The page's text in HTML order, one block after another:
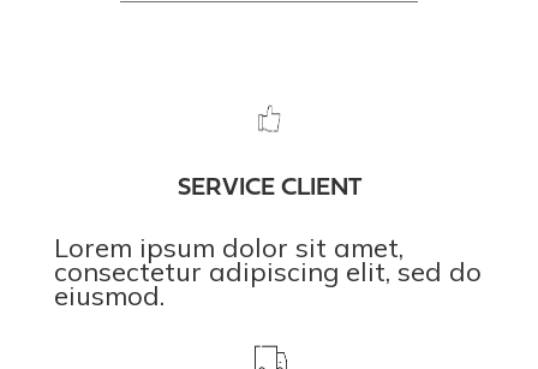
SERVICE CLIENT
Lorem ipsum dolor sit amet,
consectetur adipiscing elit, sed do
eiusmod.